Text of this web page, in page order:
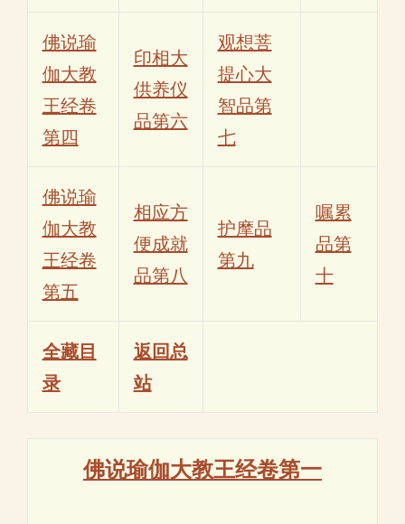
佛说瑜
伽大教
王经卷
第四
印相大
供养仪
品第六
观想菩
提心大
智品第
七
佛说瑜
伽大教
王经卷
第五
相应方
便成就
品第八
护摩品
第九
嘱累
品第
十
全藏目
录
返回总
站
佛说瑜伽大教王经卷第一